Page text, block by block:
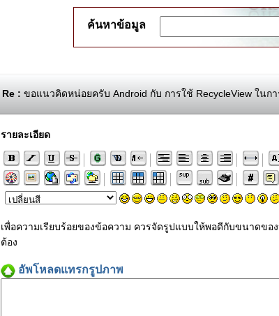
ค้นหาข้อมูล
Re : ขอแนวคิดหน่อยครับ Android กับ การใช้ RecycleView ในก
รายละเอียด
เพื่อความเรียบร้อยของข้อความ ควรจัดรูปแบบให้พอดีกับขนาดข
ต้อง
อัพโหลดแทรกรูปภาพ